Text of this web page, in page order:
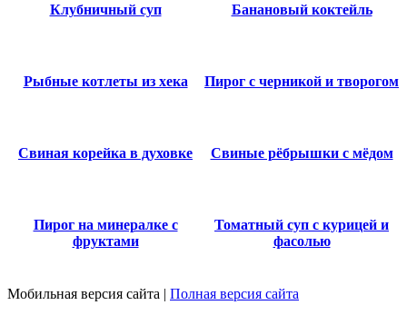
Клубничный суп Банановый коктейль
Рыбные котлеты из хека Пирог с черникой и творогом
Свиная корейка в духовке Свиные рёбрышки с мёдом
Пирог на минералке с
фруктами
Томатный суп с курицей и
фасолью
Мобильная версия сайта | Полная версия сайта